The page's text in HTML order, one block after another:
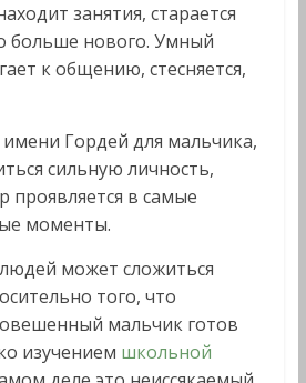
занятия, старается
больше нового. Умный
к общению, стесняется,
Гордей для мальчика,
сильную личность,
в самые
моменты.
может сложиться
того, что
мальчик готов
изучением школьной